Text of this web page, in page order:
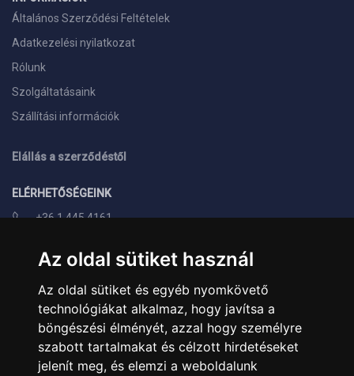
Az oldal sütiket használ
Az oldal sütiket és egyéb nyomkövető
technológiákat alkalmaz, hogy javítsa a
böngészési élményét, azzal hogy személyre
szabott tartalmakat és célzott hirdetéseket
jelenít meg, és elemzi a weboldalunk
Általános Szerződési Feltételek
Adatkezelési nyilatkozat
Rólunk
Szolgáltatásaink
Szállítási információk
Elállás a szerződéstől
ELÉRHETŐSÉGEINK
+36 1 445 4161
info@landcomputer.hu
1148 Budapest, Nagy Lajos király útja 24.
Nyitvatartás és kapcsolat
PARTNEREINK